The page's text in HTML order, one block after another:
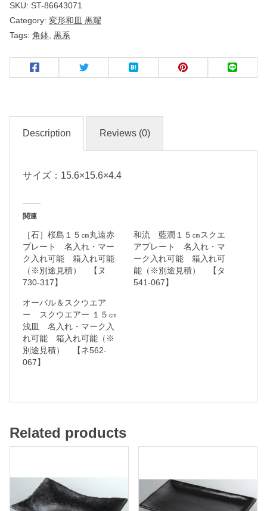
ｍ
黒
入
れ
能
SKU: ST-86643071
Category: 変形和皿 黒耀
Tags: 角鉢 黒系
Description Reviews (0)
サイズ：15.6×15.6×4.4
関連
［石］桜島１５㎝丸遠赤
プレート 名入れ・マー
ク入れ可能 箱入れ可能
（※別途見積） 【ヌ
730-317】
和流 藍潤１５㎝スクエ
アプレート 名入れ・マ
ーク入れ可能 箱入れ可
能（※別途見積） 【タ
541-067】
オーバル＆スクウエア
ー スクウエアー １５㎝
浅皿 名入れ・マーク入
れ可能 箱入れ可能（※
別途見積） 【ネ562-
067】
Related products